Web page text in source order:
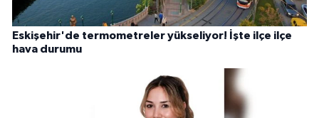
Eskişehir'de termometreler yükseliyor! İşte ilçe ilçe
hava durumu